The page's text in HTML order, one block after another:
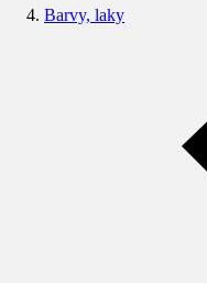
Barvy, laky